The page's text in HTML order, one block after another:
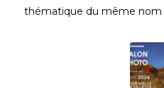
thématique du même nom